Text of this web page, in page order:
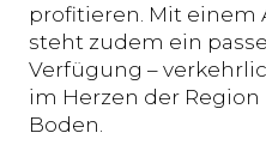
profitieren. Mit einem
steht zudem ein
Verfügung –
im Herzen der
Boden.